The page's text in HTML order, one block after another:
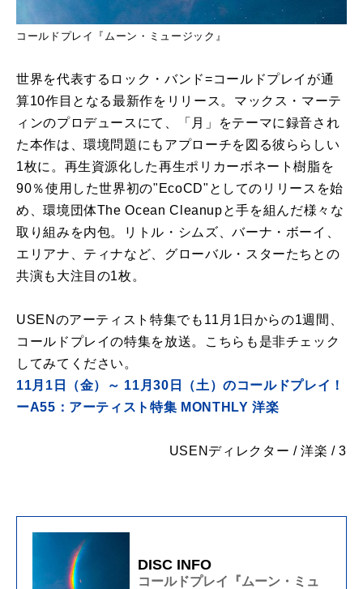
コールドプレイ『ムーン・ミュージック』
世界を代表するロック・バンド=コールドプレイが通
算10作目となる最新作をリリース。マックス・マーテ
ィンのプロデュースにて、「月」をテーマに録音され
た本作は、環境問題にもアプローチを図る彼ららしい
1枚に。再生資源化した再生ポリカーボネート樹脂を
90％使用した世界初の"EcoCD"としてのリリースを始
め、環境団体The Ocean Cleanupと手を組んだ様々な
取り組みを内包。リトル・シムズ、バーナ・ボーイ、
エリアナ、ティナなど、グローバル・スターたちとの
共演も大注目の1枚。
USENのアーティスト特集でも11月1日からの1週間、
コールドプレイの特集を放送。こちらも是非チェック
してみてください。
11月1日（金）～ 11月30日（土）のコールドプレイ！
ーA55：アーティスト特集 MONTHLY 洋楽
USENディレクター / 洋楽 / 3
DISC INFO
コールドプレイ『ムーン・ミュ